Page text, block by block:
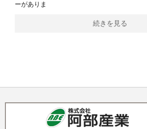
ーがありま
続きを見る